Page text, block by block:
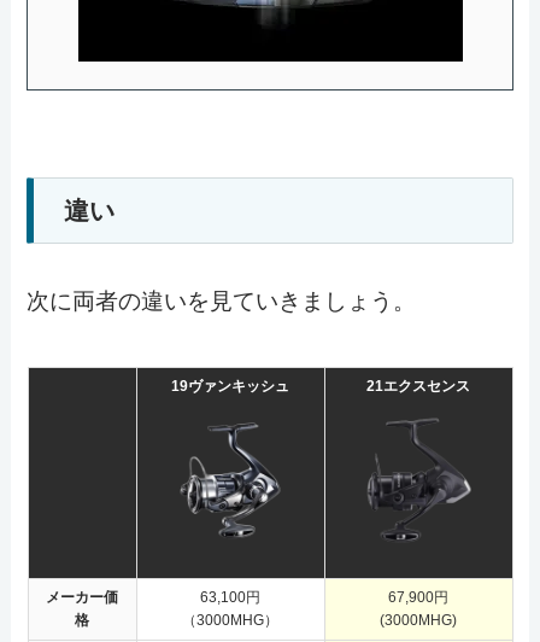
違い
次に両者の違いを見ていきましょう。
19ヴァンキッシュ 21エクスセンス
メーカー価
格
63,100円
（3000MHG）
67,900円
(3000MHG)